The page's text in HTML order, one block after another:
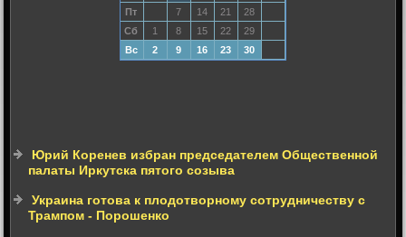
Пт
7 14 21
28
Сб
1 8 15 22
29
Вс
2 9 16 23 30
Юрий Коренев избран председателем Общественной
палаты Иркутска пятого созыва
Украина готова к плодотворному сотрудничеству с
Трампом - Порошенко